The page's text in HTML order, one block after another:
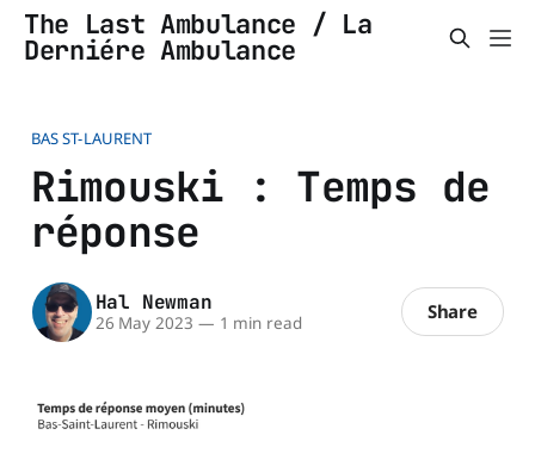
The Last Ambulance / La
Derniére Ambulance
BAS ST-LAURENT
Rimouski : Temps de
réponse
Hal Newman
26 May 2023 — 1 min read Share